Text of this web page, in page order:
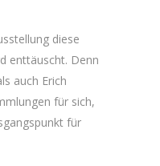
diese
enttäuscht. Denn
auch Erich
für sich,
für